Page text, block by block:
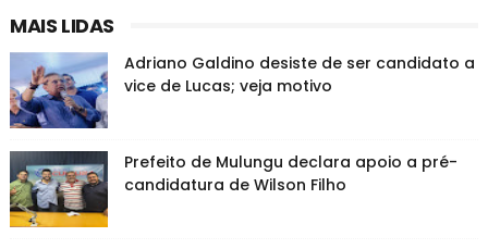
MAIS LIDAS
Adriano Galdino desiste de ser candidato a
vice de Lucas; veja motivo
Prefeito de Mulungu declara apoio a pré-
candidatura de Wilson Filho